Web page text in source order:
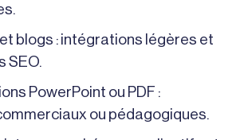
blogs : intégrations légères et
SEO.
PowerPoint ou PDF :
ou pédagogiques.